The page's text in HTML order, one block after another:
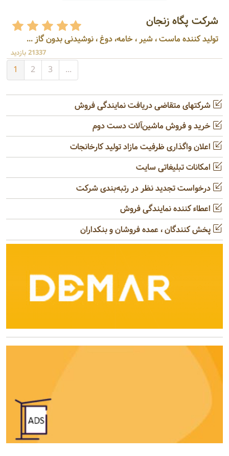
شرکت پگاه زنجان
تولید کننده ماست ، شیر ، خامه، دوغ ، نوشیدنی بدون گاز ...
21337 بازدید
1 2 3 ...
شرکتهای متقاضی دریافت نمایندگی فروش
خرید و فروش ماشین‌آلات دست دوم
اعلان واگذاری ظرفیت مازاد تولید کارخانجات
امکانات تبلیغاتی سایت
درخواست تجدید نظر در رتبه‌بندی شرکت
اعطاء کننده نمایندگی فروش
پخش کنندگان ، عمده فروشان و بنکداران